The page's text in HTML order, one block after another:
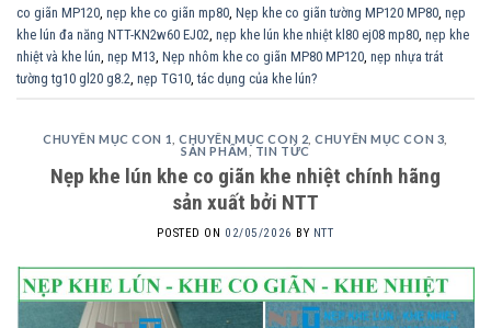
co giãn MP120 nẹp khe co giãn mp80 Nẹp khe co giãn tường MP120 MP80 nẹp
khe lún đa năng NTT-KN2w60 EJ02 nẹp khe lún khe nhiệt kl80 ej08 mp80 nẹp khe
nhiệt và khe lún nẹp M13 Nẹp nhôm khe co giãn MP80 MP120 nẹp nhựa trát
tường tg10 gl20 g8.2 nẹp TG10 ,tác dụng của khe lún?
CHUYÊN MỤC CON 1 ,CHUYÊN MỤC CON 2 ,CHUYÊN MỤC CON 3
SẢN PHẨM
TIN TỨC
Nẹp khe lún khe co giãn khe nhiệt chính hãng
sản xuất bởi NTT
POSTED ON 02/05/2026 BY NTT